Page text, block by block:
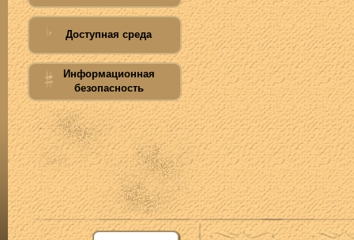
Доступная среда
Информационная
безопасность